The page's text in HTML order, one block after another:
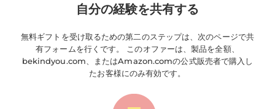
自分の経験を共有する
無料ギフトを受け取るための第二のステップは、次のページで共
有フォームを行くです。 このオファーは、製品を全額、
bekindyou.com、またはAmazon.comの公式販売者で購入し
たお客様にのみ有効です。